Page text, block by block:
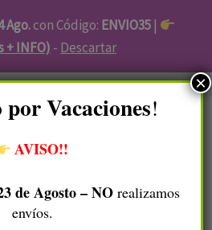
Ago.con Código: ENVIO35|
+ INFO) - Descartar
Menú
Vacaciones!
AVISO!!
de Agosto – NOrealizamos
envíos.
×